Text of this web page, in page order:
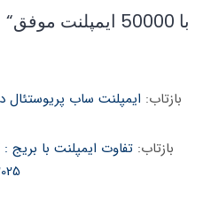
با 50000 ایمپلنت موفق
“
بازتاب: ایمپلنت ساب پریوستئال در 1 جلسه | بدون پیوند
بازتاب: تفاوت ایمپلنت با